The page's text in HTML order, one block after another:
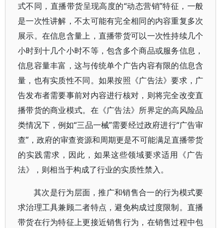
式不同，直播带货呈现高度的“动态营销”特征，一般
是一次性讲解，不太可能有完全相同的内容重复多次
展示。在信息含量上，直播带货可以一次性持续几个
小时到十几个小时不等，包含多个商品或服务信息，
信息容量丰富，这与传统单个广告内容有限的信息含
量，也有实质性不同。如果按照《广告法》要求，广
告发布者需要事前对内容进行核对，则将完全改变直
播带货的商业模式。在《广告法》所界定的高风险品
类情况下，例如“三品一械”需要经过政府进行“广告审
查”，政府的审查资源和周期更是不可能满足直播带货
的实践需求，因此，如果这些领域要求适用《广告
法》，则相当于构成了行业的实质性禁入。
其次是行为层面，推广和销售合一的行为模式要
求治理工具兼顾二者特点，避免构成过度限制。直播
带货在行为特征上更接近销售行为，在销售过程中包